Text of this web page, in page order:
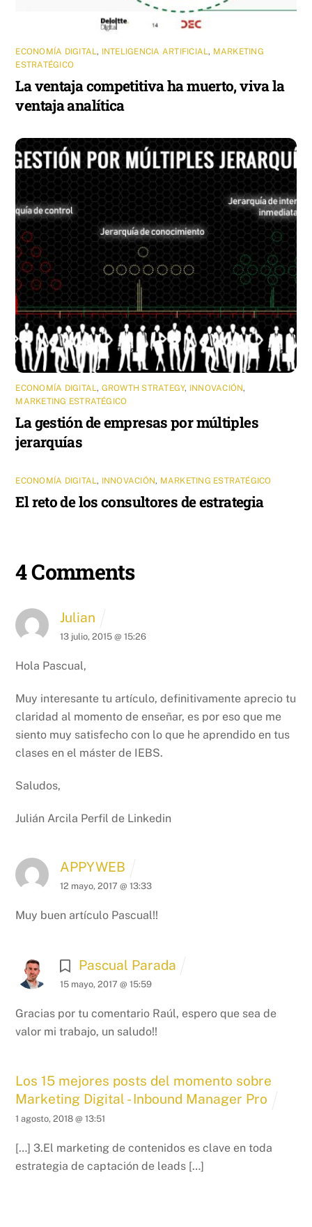
ECONOMÍA DIGITAL , INTELIGENCIA ARTIFICIAL , MARKETING
ESTRATÉGICO
La ventaja competitiva ha muerto, viva la
ventaja analítica
ECONOMÍA DIGITAL, GROWTH STRATEGY, INNOVACIÓN,
MARKETING ESTRATÉGICO
La gestión de empresas por múltiples
jerarquías
ECONOMÍA DIGITAL, INNOVACIÓN, MARKETING ESTRATÉGICO
El reto de los consultores de estrategia
4 Comments
Julian
13 julio, 2015 @ 15:26
Hola Pascual,
Muy interesante tu artículo, definitivamente aprecio tu
claridad al momento de enseñar, es por eso que me
siento muy satisfecho con lo que he aprendido en tus
clases en el máster de IEBS.
Saludos,
Julián Arcila Perfil de Linkedin
APPYWEB
12 mayo, 2017 @ 13:33
Muy buen artículo Pascual!!
Pascual Parada
15 mayo, 2017 @ 15:59
Gracias por tu comentario Raúl, espero que sea de
valor mi trabajo, un saludo!!
Los 15 mejores posts del momento sobre
Marketing Digital - Inbound Manager Pro
1 agosto, 2018 @ 13:51
[…] 3.El marketing de contenidos es clave en toda
estrategia de captación de leads […]